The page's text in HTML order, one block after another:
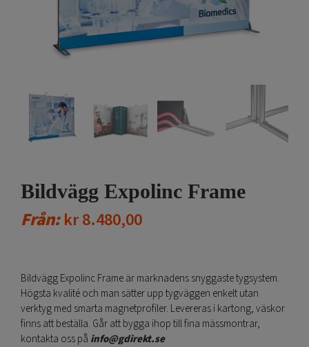
Bildvägg Expolinc Frame
Från:kr8.480,00
Bildvägg Expolinc Frame är marknadens snyggaste tygsystem.
Högsta kvalité och man sätter upp tygväggen enkelt utan
verktyg med smarta magnetprofiler. Levereras i kartong, väskor
finns att beställa. Går att bygga ihop till fina mässmontrar,
kontakta oss på info@gdirekt.se